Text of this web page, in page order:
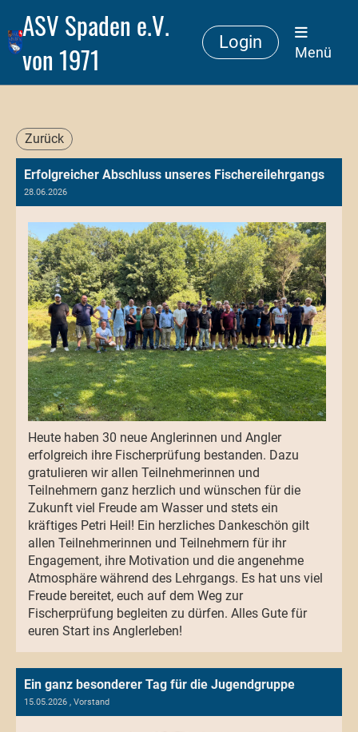
ASV Spaden e.V.
von 1971
Login
Menü
Zurück
Erfolgreicher Abschluss unseres Fischereilehrgangs
28.06.2026
Heute haben 30 neue Anglerinnen und Angler
erfolgreich ihre Fischerprüfung bestanden. Dazu
gratulieren wir allen Teilnehmerinnen und
Teilnehmern ganz herzlich und wünschen für die
Zukunft viel Freude am Wasser und stets ein
kräftiges Petri Heil! Ein herzliches Dankeschön gilt
allen Teilnehmerinnen und Teilnehmern für ihr
Engagement, ihre Motivation und die angenehme
Atmosphäre während des Lehrgangs. Es hat uns viel
Freude bereitet, euch auf dem Weg zur
Fischerprüfung begleiten zu dürfen. Alles Gute für
euren Start ins Anglerleben!
Ein ganz besonderer Tag für die Jugendgruppe
15.05.2026 , Vorstand